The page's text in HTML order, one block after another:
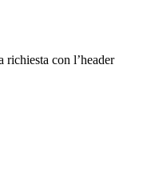
con l’header